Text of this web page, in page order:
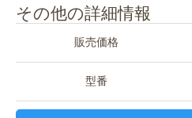
その他の詳細情報
販売価格
型番